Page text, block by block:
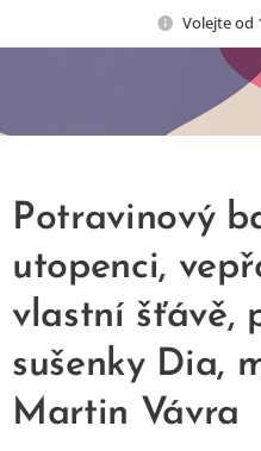
Volejte od
Potravinový
utopenci,
vlastní šťávě,
sušenky Dia,
Martin Vávra